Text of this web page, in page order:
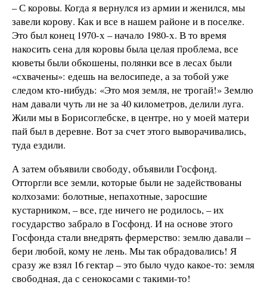
– С коровы. Когда я вернулся из армии и женился, мы
завели корову. Как и все в нашем районе и в поселке.
Это был конец 1970-х – начало 1980-х. В то время
накосить сена для коровы была целая проблема, все
кюветы были обкошены, полянки все в лесах были
«схвачены»: едешь на велосипеде, а за тобой уже
следом кто-нибудь: «Это моя земля, не трогай!» Землю
нам давали чуть ли не за 40 километров, делили луга.
Жили мы в Борисоглебске, в центре, но у моей матери
пай был в деревне. Вот за счет этого выворачивались,
туда ездили.
А затем объявили свободу, объявили Госфонд.
Отторгли все земли, которые были не задействованы
колхозами: болотные, непахотные, заросшие
кустарником, – все, где ничего не родилось, – их
государство забрало в Госфонд. И на основе этого
Госфонда стали внедрять фермерство: землю давали –
бери любой, кому не лень. Мы так обрадовались! Я
сразу же взял 16 гектар – это было чудо какое-то: земля
свободная, да с сенокосами с такими-то!